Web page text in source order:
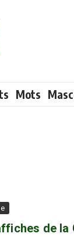
Mots
de la